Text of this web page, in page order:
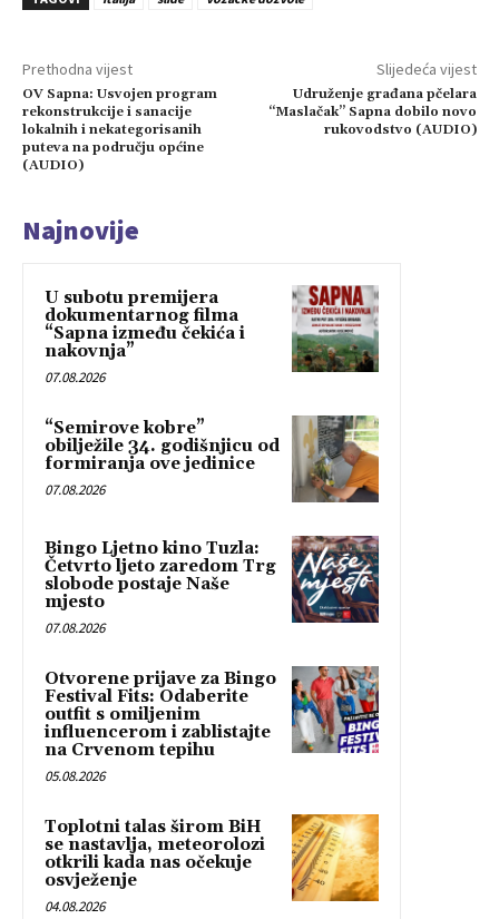
Prethodna vijest
OV Sapna: Usvojen program
rekonstrukcije i sanacije
lokalnih i nekategorisanih
puteva na području općine
(AUDIO)
Slijedeća vijest
Udruženje građana pčelara
“Maslačak” Sapna dobilo novo
rukovodstvo (AUDIO)
Najnovije
U subotu premijera
dokumentarnog filma
“Sapna između čekića i
nakovnja”
07.08.2026
“Semirove kobre”
obilježile 34. godišnjicu od
formiranja ove jedinice
07.08.2026
Bingo Ljetno kino Tuzla:
Četvrto ljeto zaredom Trg
slobode postaje Naše
mjesto
07.08.2026
Otvorene prijave za Bingo
Festival Fits: Odaberite
outfit s omiljenim
influencerom i zablistajte
na Crvenom tepihu
05.08.2026
Toplotni talas širom BiH
se nastavlja, meteorolozi
otkrili kada nas očekuje
osvježenje
04.08.2026